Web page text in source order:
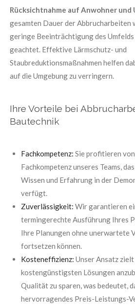
Rücksichtnahme auf Anwohner und
gesamten Dauer der Abbrucharbeiten
geringe Beeinträchtigung des
geachtet. Effektive Lärmschutz- und
Staubreduktionsmaßnahmen helfen
auf die Umgebung zu verringern.
Ihre Vorteile bei
Bautechnik
Fachkompetenz: Sie profitieren
Fachkompetenz unseres Teams,
Wissen und Erfahrung in der
verfügt.
Zuverlässigkeit: Wir garantieren
termingerechte Ausführung Ihres
Ihre Planungen ohne unerwartete
fortsetzen können.
Kosteneffizienz: Unser Ansatz
kostengünstigsten Lösungen
Qualität zu sparen, was bedeutet,
hervorragendes Preis-Leistungs-